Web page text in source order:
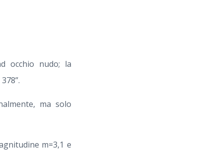
occhio nudo; la
ma solo
m=3,1 e